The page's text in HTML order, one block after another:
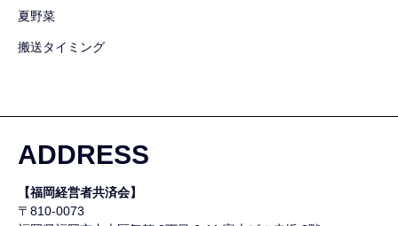
夏野菜
搬送タイミング
ADDRESS
【福岡経営者共済会】
〒810-0073